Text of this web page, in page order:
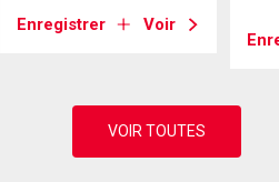
Enregistrer Voir